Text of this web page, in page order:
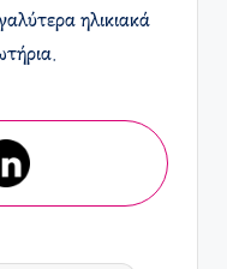
ηλικιακά